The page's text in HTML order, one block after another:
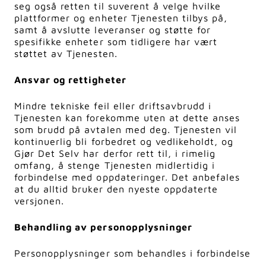
seg også retten til suverent å velge hvilke
plattformer og enheter Tjenesten tilbys på,
samt å avslutte leveranser og støtte for
spesifikke enheter som tidligere har vært
støttet av Tjenesten.
Ansvar og rettigheter
Mindre tekniske feil eller driftsavbrudd i
Tjenesten kan forekomme uten at dette anses
som brudd på avtalen med deg. Tjenesten vil
kontinuerlig bli forbedret og vedlikeholdt, og
Gjør Det Selv har derfor rett til, i rimelig
omfang, å stenge Tjenesten midlertidig i
forbindelse med oppdateringer. Det anbefales
at du alltid bruker den nyeste oppdaterte
versjonen.
Behandling av personopplysninger
Personopplysninger som behandles i forbindelse